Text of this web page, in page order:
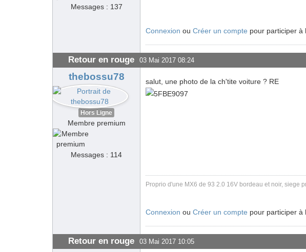
Messages : 137
Connexion ou Créer un compte pour participer à
Retour en rouge 03 Mai 2017 08:24
thebossu78
Hors Ligne
Membre premium
Messages : 114
salut, une photo de la ch'tite voiture ? RE
Proprio d'une MX6 de 93 2.0 16V bordeau et noir, siege
Connexion ou Créer un compte pour participer à
Retour en rouge 03 Mai 2017 10:05